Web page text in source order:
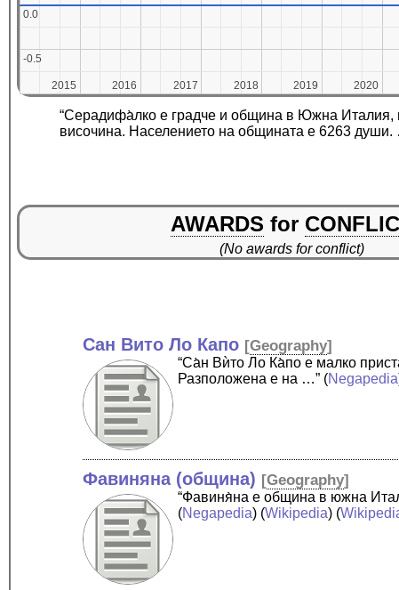
2015
2015 2016
2016 2017
2017 2018
2018 2019
2019 2020
2020
-0.5
-0.5
0.0
0.0
“Серадифа̀лко е градче и община в Южна Италия,
височина. Населението на общината е 6263 души.
AWARDS for
(No awards for conflict)
Сан Вито Ло Капо [Geography]
“Са̀н Вѝто Ло Ка̀по е малко
Разположена е на …” (Negapedia
Фавиняна (община) [Geography]
“Фавиня̀на е община в южна
(Negapedia) (Wikipedia) (